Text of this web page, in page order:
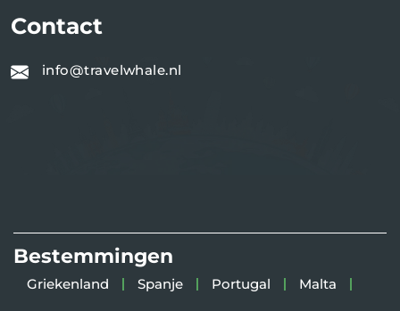
Contact
info@travelwhale.nl
Bestemmingen
Griekenland Spanje Portugal Malta